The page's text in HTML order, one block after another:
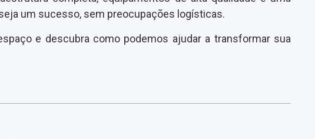
um sucesso, sem preocupações logísticas.
e descubra como podemos ajudar a transformar sua